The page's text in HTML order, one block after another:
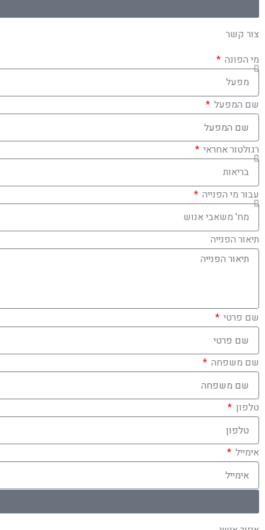
צור קשר
מי הפונה
שם המפעל
רגולטור אחראי
עבור מי הפנייה
תיאור הפנייה
שם פרטי
שם משפחה
טלפון
אימייל